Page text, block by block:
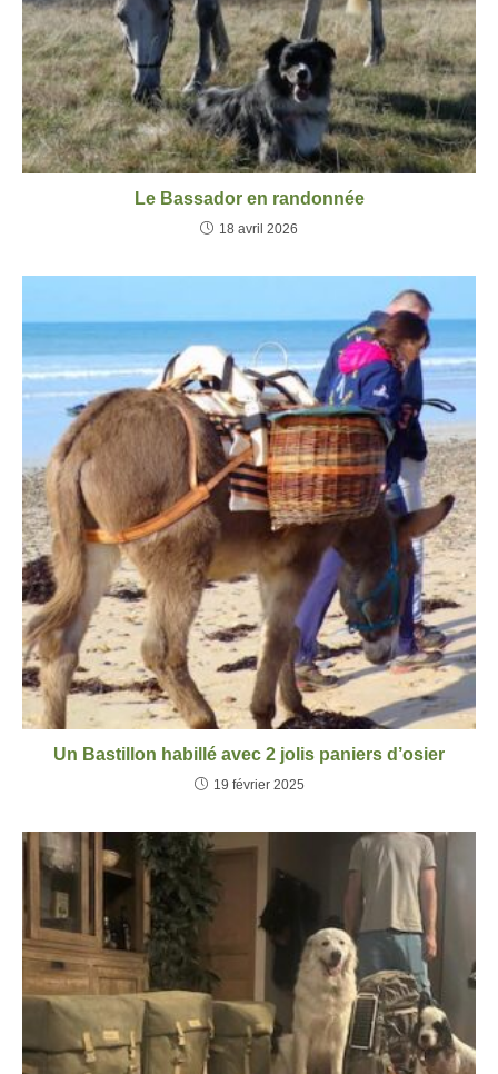
Le Bassador en randonnée
18 avril 2026
Un Bastillon habillé avec 2 jolis paniers d’osier
19 février 2025